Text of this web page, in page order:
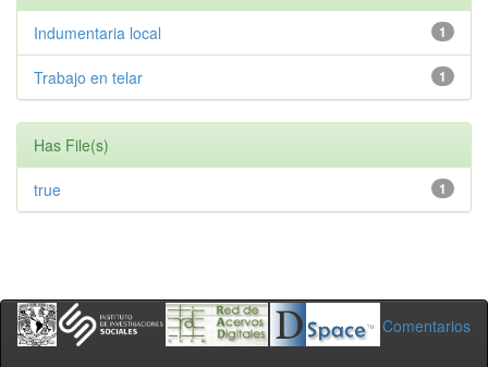
1
Indumentaria local
1
Trabajo en telar
Has File(s)
1
true
Comentarios